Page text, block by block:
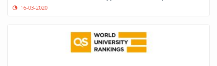
16-03-2020